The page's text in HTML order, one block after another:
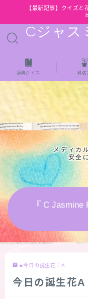
【最新記事】クイズと
Cジャス
MENU
HOME
【最新】クイズと花
★全種/アロマハー
イズ＆プチ辞典
★アロマ検定＋α
★アロマハーブ傾向
秘密部屋
辞典クイズ 科名
メディカ
安全
『 C Jasmine
■今日の誕生花：A
今日の誕生花